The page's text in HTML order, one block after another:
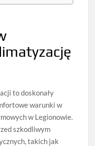
to doskonały
warunki w
w Legionowie.
szkodliwym
takich jak